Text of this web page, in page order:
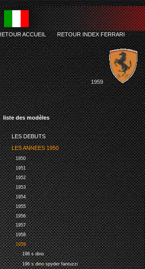
liste des modèles
LES DEBUTS
LES ANNEES 1950
1950
1951
1952
1953
1954
1955
1956
1957
1958
1959
196 s dino
196 s dino spyder fantuzzi
ACCUEIL-RETOUR INDEX FERRARI
1959